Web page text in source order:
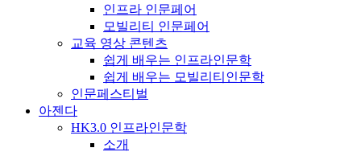
인프라 인문페어
모빌리티 인문페어
교육 영상 콘텐츠
쉽게 배우는 인프라인문학
쉽게 배우는 모빌리티인문학
인문페스티벌
아젠다
HK3.0 인프라인문학
소개